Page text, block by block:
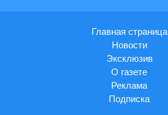
Главная страница
Новости
Эксклюзив
О газете
Реклама
Подписка